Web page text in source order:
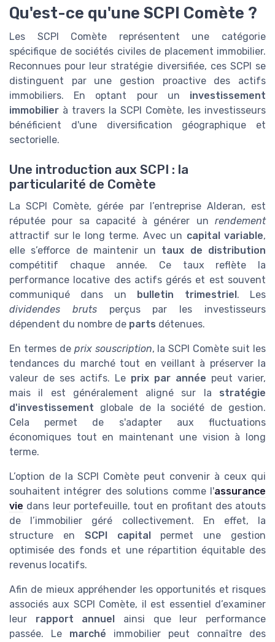
Qu'est-ce qu'une SCPI Comète ?
Les SCPI Comète représentent une catégorie
spécifique de sociétés civiles de placement immobilier.
Reconnues pour leur stratégie diversifiée, ces SCPI se
distinguent par une gestion proactive des actifs
immobiliers. En optant pour un investissement
immobilier à travers la SCPI Comète, les investisseurs
bénéficient d'une diversification géographique et
sectorielle.
Une introduction aux SCPI : la
particularité de Comète
La SCPI Comète, gérée par l’entreprise Alderan, est
réputée pour sa capacité à générer un rendement
attractif sur le long terme. Avec un capital variable,
elle s’efforce de maintenir un taux de distribution
compétitif chaque année. Ce taux reflète la
performance locative des actifs gérés et est souvent
communiqué dans un
bulletin trimestriel . Les
dividendes brutsperçus par les investisseurs
dépendent du nombre de parts détenues.
En termes de prix souscription, la SCPI Comète suit les
tendances du marché tout en veillant à préserver la
valeur de ses actifs. Le prix par année peut varier,
mais il est généralement aligné sur la stratégie
d'investissement globale de la société de gestion.
Cela permet de s'adapter aux fluctuations
économiques tout en maintenant une vision à long
terme.
L’option de la SCPI Comète peut convenir à ceux qui
souhaitent intégrer des solutions comme l'assurance
vie dans leur portefeuille, tout en profitant des atouts
de l’immobilier géré collectivement. En effet, la
structure en SCPI capital
permet une gestion
optimisée des fonds et une répartition équitable des
revenus locatifs.
Afin de mieux appréhender les opportunités et risques
associés aux SCPI Comète, il est essentiel d’examiner
leur rapport annuel
ainsi que leur performance
passée. Le marché immobilier peut connaître des